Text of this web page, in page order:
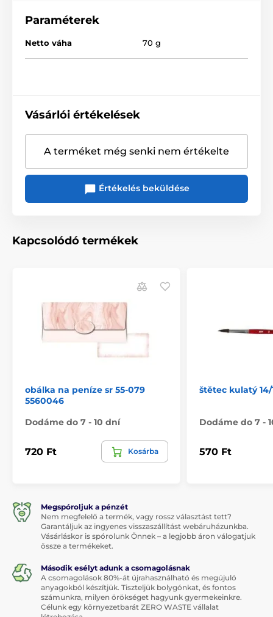
Paraméterek
Netto váha 70 g
Vásárlói értékelések
A terméket még senki nem értékelte
Értékelés beküldése
Kapcsolódó termékek
obálka na peníze sr 55-079
5560046
Dodáme do 7 - 10 dní
720 Ft Kosárba
štětec kulatý 14/
Dodáme do 7 -
570 Ft
Megspóroljuk a pénzét
Nem megfelelő a termék, vagy rossz választást tett?
Garantáljuk az ingyenes visszaszállítást webáruházunkba.
Vásárláskor is spórolunk Önnek – a legjobb áron válogatjuk
össze a termékeket.
Második esélyt adunk a csomagolásnak
A csomagolások 80%-át újrahasználható és megújuló
anyagokból készítjük. Tiszteljük bolygónkat, és fontos
számunkra, milyen örökséget hagyunk gyermekeinkre.
Célunk egy környezetbarát ZERO WASTE vállalat